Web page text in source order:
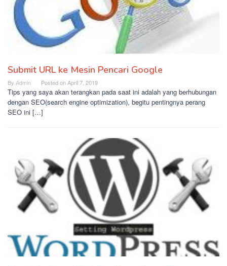
Submit URL ke Mesin Pencari Google
By Admin Posted onApril 7, 2019
Tips yang saya akan terangkan pada saat ini adalah yang berhubungan
dengan SEO(search engine optimization), begitu pentingnya perang
SEO ini […]